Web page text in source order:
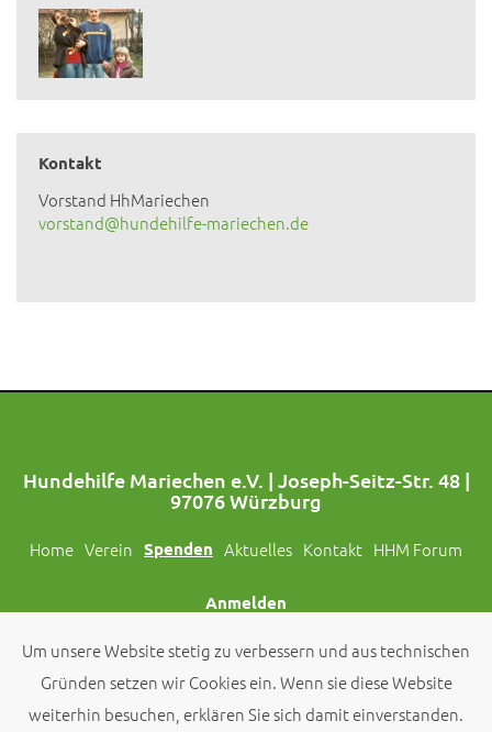
Kontakt
Vorstand HhMariechen
vorstand@hundehilfe-mariechen.de
Hundehilfe Mariechen e.V. | Joseph-Seitz-Str. 48 |
97076 Würzburg
Home Verein Spenden Aktuelles Kontakt HHM Forum
Anmelden
Folgt uns auch auf Social Media!
Um unsere Website stetig zu verbessern und aus technischen
Gründen setzen wir Cookies ein. Wenn sie diese Website
weiterhin besuchen, erklären Sie sich damit einverstanden.